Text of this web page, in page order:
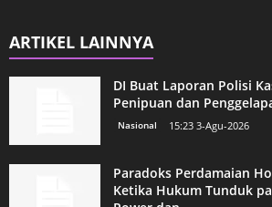
ARTIKEL LAINNYA
DI Buat Laporan Polisi
Penipuan dan
Nasional 15:23 3-Agu-2026
Paradoks Perdamaian
Ketika Hukum Tunduk